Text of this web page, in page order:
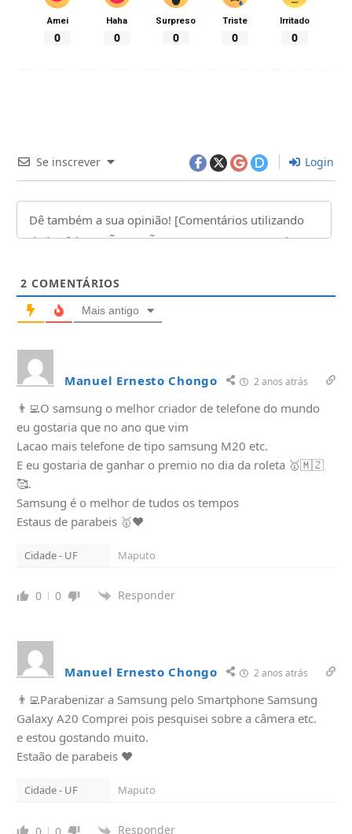
Amei
0
Haha
0
Surpreso
0
Triste
0
Irritado
0
Se inscrever Login
2 COMENTÁRIOS
Mais antigo
Manuel Ernesto Chongo 2 anos atrás
👨‍💻O samsung o melhor criador de telefone do mundo
eu gostaria que no ano que vim
Lacao mais telefone de tipo samsung M20 etc.
E eu gostaria de ganhar o premio no dia da roleta 🥇🇲🇿
🥰.
Samsung é o melhor de tudos os tempos
Estaus de parabeis 🥇❤
Cidade - UF Maputo
0 0 Responder
Manuel Ernesto Chongo 2 anos atrás
👨‍💻Parabenizar a Samsung pelo Smartphone Samsung
Galaxy A20 Comprei pois pesquisei sobre a câmera etc.
e estou gostando muito.
Estaão de parabeis ❤
Cidade - UF Maputo
0 0 Responder